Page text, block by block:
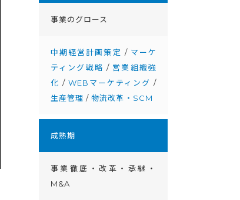
事業のグロース
中期経営計画策定 / マーケ
ティング戦略 / 営業組織強
化 / WEBマーケティング /
生産管理 /物流改革・SCM
成熟期
事業徹底・改⾰・承継・
M&A